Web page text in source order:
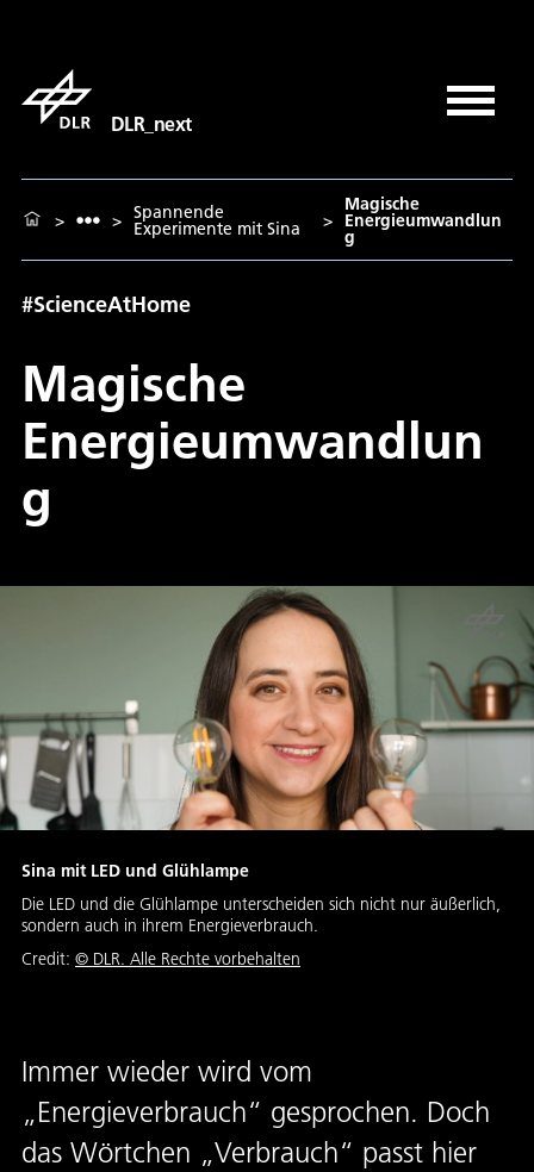
DLR_next
> > Spannende
Experimente mit Sina >
Magische
Energieumwandlun
g
#ScienceAtHome
Magische
Energieumwandlun
g
Sina mit LED und Glühlampe
Die LED und die Glühlampe unterscheiden sich nicht nur äußerlich,
sondern auch in ihrem Energieverbrauch.
Credit: © DLR. Alle Rechte vorbehalten
Immer wieder wird vom
„Energieverbrauch“ gesprochen. Doch
das Wörtchen „Verbrauch“ passt hier